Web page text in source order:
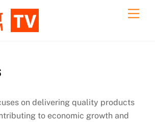
on delivering quality products
to economic growth and